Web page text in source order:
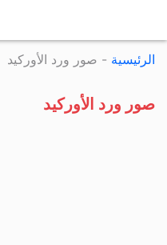
الرئيسية - صور ورد الأوركيد
صور ورد الأوركيد